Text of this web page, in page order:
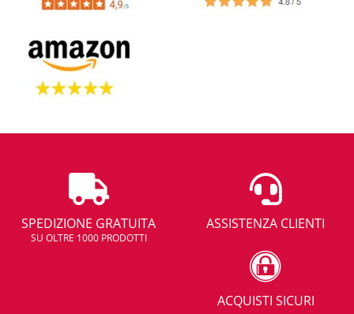
SPEDIZIONE GRATUITA
SU OLTRE 1000 PRODOTTI
ASSISTENZA CLIENTI
ACQUISTI SICURI